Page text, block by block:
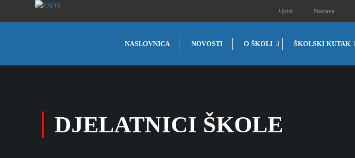
Upisi Nastava
NASLOVNICA NOVOSTI O ŠKOLI ŠKOLSKI KUTAK
DJELATNICI ŠKOLE